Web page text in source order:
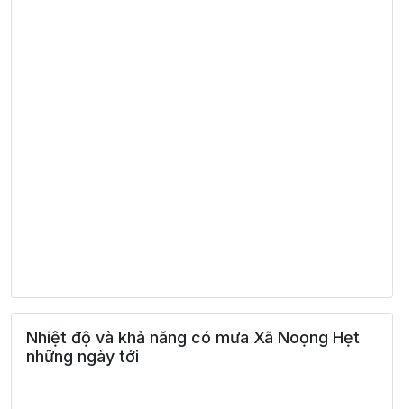
Nhiệt độ và khả năng có mưa Xã Noọng Hẹt
những ngày tới